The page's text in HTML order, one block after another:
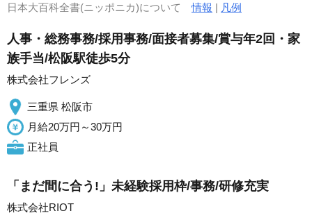
日本大百科全書(ニッポニカ)について情報 | 凡例
人事・総務事務/採用事務/面接者募集/賞与年2回・家
族手当/松阪駅徒歩5分
株式会社フレンズ
三重県 松阪市
月給20万円～30万円
正社員
「まだ間に合う!」未経験採用枠/事務/研修充実
株式会社RIOT